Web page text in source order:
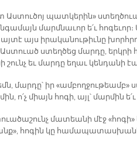
Աս­տու­ծոյ պատ­կե­րին»
մարմ­նա­ւոր ե՛ւ
այս ի­րա­կա­նու­թիւ­նը
ստեղ­ծեց մար­դը, երկ­րի
շունչ եւ մար­դը ե­ղաւ կեն­դա­նի
մար­դը՝ իր «ամ­բող­ջու­թեամբ»
ո՛չ միայն հո­գի, այլ՝ մար­մին ե՛ւ
մա­տեա­նի մէջ
հո­գին կը